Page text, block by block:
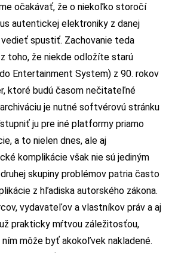
očakávať, že o niekoľko storočí
autentickej elektroniky z danej
spustiť. Zachovanie teda
toho, že niekde odložíte starú
Entertainment System) z 90. rokov
ktoré budú časom nečitateľné
je nutné softvérovú stránku
ju pre iné platformy priamo
a to nielen dnes, ale aj
komplikácie však nie sú jediným
skupiny problémov patria často
z hľadiska autorského zákona.
vydavateľov a vlastníkov práv a aj
prakticky mŕtvou záležitosťou,
môže byť akokoľvek nakladené.